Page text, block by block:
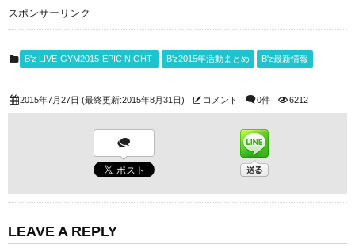
スポンサーリンク
B'z LIVE-GYM2015-EPIC NIGHT- B'z2015年活動まとめ B'z最新情報
2015年7月27日 (最終更新:2015年8月31日) コメント 0件 6212
LEAVE A REPLY